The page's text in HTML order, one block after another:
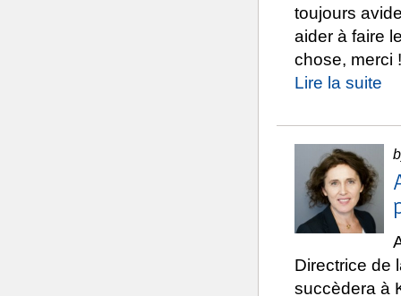
toujours
aider à faire
chose, merci
Lire la suite
Directrice de
succèdera à